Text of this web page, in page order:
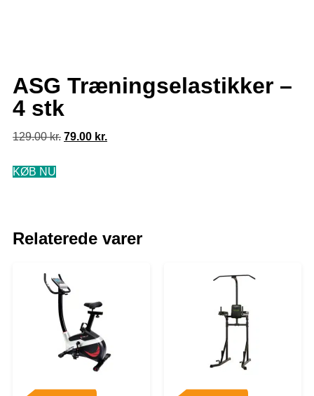
ASG Træningselastikker –
4 stk
129.00kr. 79.00 kr.
KØB NU
Relaterede varer